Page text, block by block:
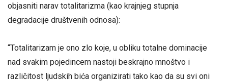
objasniti narav totalitarizma (kao krajnjeg stupnja
degradacije društvenih odnosa):
“Totalitarizam je ono zlo koje, u obliku totalne dominacije
nad svakim pojedincem nastoji beskrajno mnoštvo i
različitost ljudskih bića organizirati tako kao da su svi oni